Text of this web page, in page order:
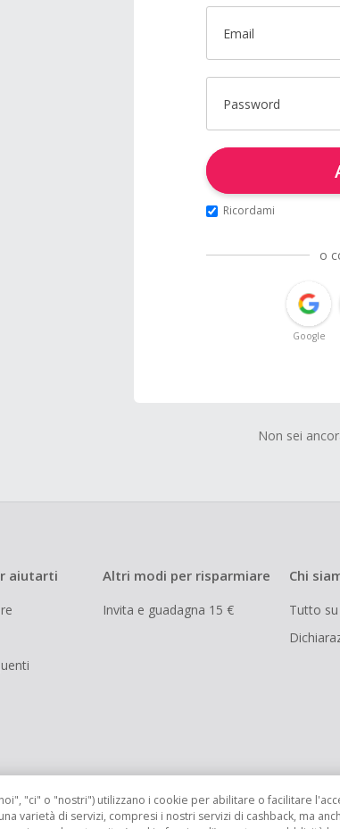
Email
Password
Ricordami
o
Google
Non sei
aiutarti Altri modi per risparmiare
Invita e guadagna 15 €
Chi
Tutto
"ci" o "nostri") utilizzano i cookie per abilitare o facilitare
varietà di servizi, compresi i nostri servizi di cashback, ma